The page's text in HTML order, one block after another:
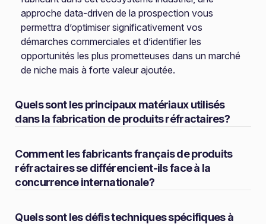
approche data-driven de la prospection vous
permettra d’optimiser significativement vos
démarches commerciales et d’identifier les
opportunités les plus prometteuses dans un marché
de niche mais à forte valeur ajoutée.
Quels sont les principaux matériaux utilisés
dans la fabrication de produits réfractaires?
Comment les fabricants français de produits
réfractaires se différencient-ils face à la
concurrence internationale?
Quels sont les défis techniques spécifiques à